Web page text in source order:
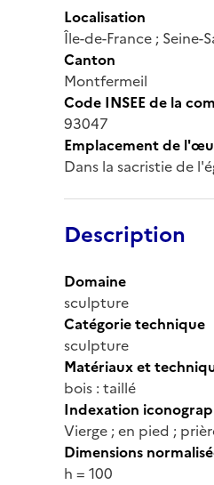
Localisation
Île-de-France ; Seine-
Canton
Montfermeil
Code INSEE de la
93047
Emplacement de
Dans la sacristie de
Description
Domaine
sculpture
Catégorie technique
sculpture
Matériaux et
bois : taillé
Indexation
Vierge ; en pied ;
Dimensions
h = 100